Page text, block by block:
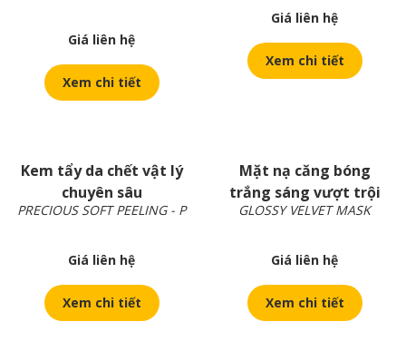
Giá liên hệ
Xem chi tiết
Giá liên hệ
Xem chi tiết
Kem tẩy da chết vật lý
chuyên sâu
PRECIOUS SOFT PEELING - P
Giá liên hệ
Xem chi tiết
Mặt nạ căng bóng
trắng sáng vượt trội
GLOSSY VELVET MASK
Giá liên hệ
Xem chi tiết